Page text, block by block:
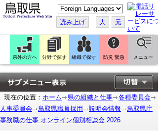
こ
の
ペ
ー
ジ
翻
訳
す
る
読み上げ 大 元
県外の方へ 分野で探す 組織で探す 防災 緊急 メニュー
現在の位置： ホーム 県の組織と仕事
各種委員会
人事委員会
鳥取県職員採用 説明会情報
鳥取県庁
事務職の仕事 オンライン個別相談会 2026